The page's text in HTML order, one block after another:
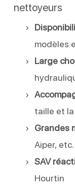
nettoyeurs
modèles
Large
taille et
Grandes
Aiper, etc.
SAV
Hourtin